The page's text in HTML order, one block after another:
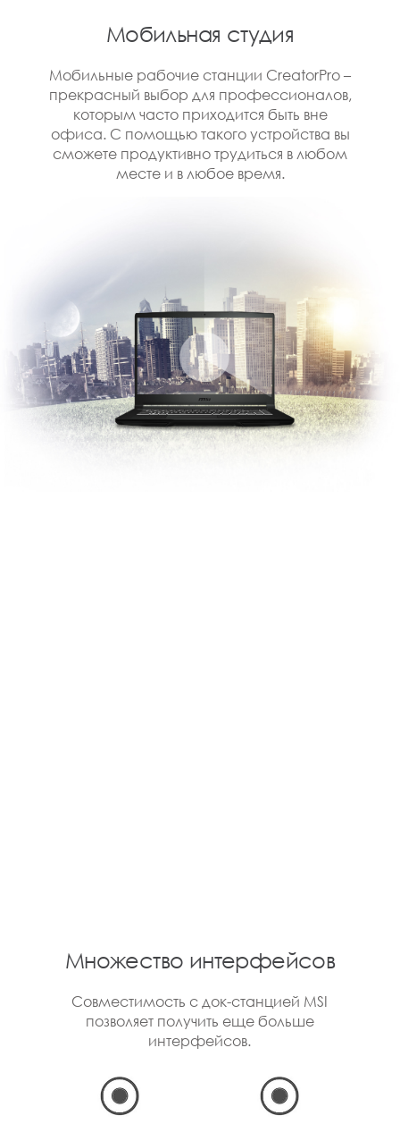
Мобильная студия
Мобильные рабочие станции CreatorPro –
прекрасный выбор для профессионалов,
которым часто приходится быть вне
офиса. С помощью такого устройства вы
сможете продуктивно трудиться в любом
месте и в любое время.
Множество интерфейсов
Совместимость с док-станцией MSI
позволяет получить еще больше
интерфейсов.